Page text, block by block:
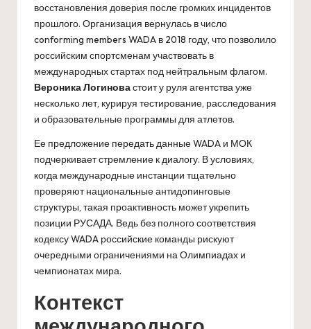
восстановления доверия после громких инцидентов
прошлого. Организация вернулась в число
conforming members WADA в 2018 году, что позволило
российским спортсменам участвовать в
международных стартах под нейтральным флагом.
Вероника Логиновастоит у руля агентства уже
несколько лет, курируя тестирование, расследования
и образовательные программы для атлетов.
Ее предложение передать данные WADA и МОК
подчеркивает стремление к диалогу. В условиях,
когда международные инстанции тщательно
проверяют национальные антидопинговые
структуры, такая проактивность может укрепить
позиции РУСАДА. Ведь без полного соответствия
кодексу WADA российские команды рискуют
очередными ограничениями на Олимпиадах и
чемпионатах мира.
Контекст